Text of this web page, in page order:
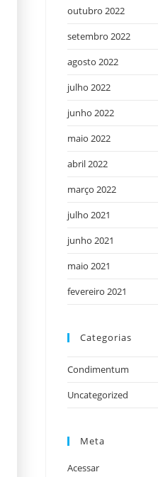
outubro 2022
setembro 2022
agosto 2022
julho 2022
junho 2022
maio 2022
abril 2022
março 2022
julho 2021
junho 2021
maio 2021
fevereiro 2021
Categorias
Condimentum
Uncategorized
Meta
Acessar